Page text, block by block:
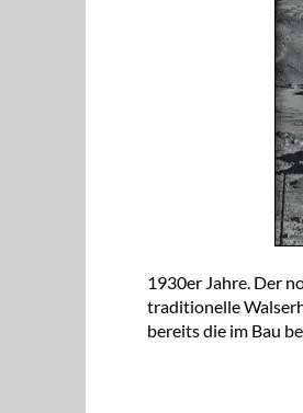
1930er Jahre. Der
traditionelle
bereits die im Bau